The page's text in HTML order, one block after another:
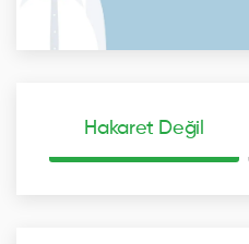
Hakaret Değil